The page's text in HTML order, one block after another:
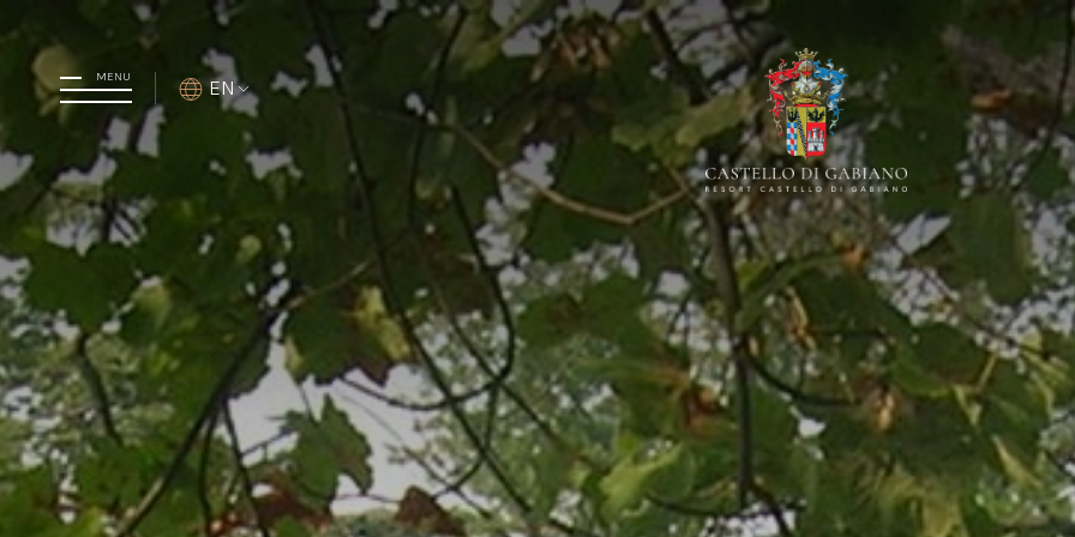
MENU EN